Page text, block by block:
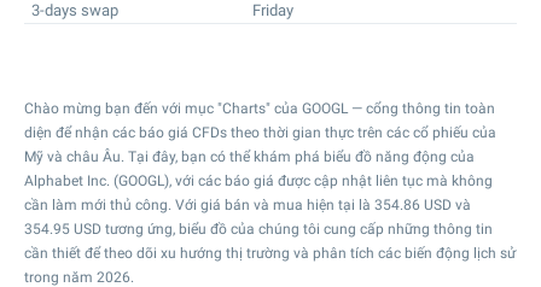
3-days swap
Friday
Chào mừng bạn đến với mục "Charts" của GOOGL — cổng thông tin toàn
diện để nhận các báo giá CFDs theo thời gian thực trên các cổ phiếu của
Mỹ và châu Âu. Tại đây, bạn có thể khám phá biểu đồ năng động của
Alphabet Inc. (GOOGL), với các báo giá được cập nhật liên tục mà không
cần làm mới thủ công. Với giá bán và mua hiện tại là 354.86 USD và
354.95 USD tương ứng, biểu đồ của chúng tôi cung cấp những thông tin
cần thiết để theo dõi xu hướng thị trường và phân tích các biến động lịch sử
trong năm 2026.